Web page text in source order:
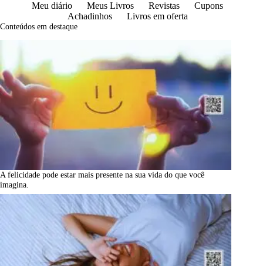
Meu diário Meus Livros Revistas
Cupons
Achadinhos
Livros em oferta
Conteúdos em destaque
A felicidade pode estar mais presente na sua vida do que você
imagina.